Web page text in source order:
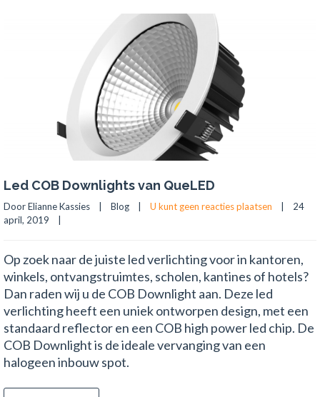
Led COB Downlights van QueLED
Door Elianne Kassies    | Blog U kunt geen reacties plaatsen
    |    24
april, 2019    |
Op zoek naar de juiste led verlichting voor in kantoren,
winkels, ontvangstruimtes, scholen, kantines of hotels?
Dan raden wij u de COB Downlight aan. Deze led
verlichting heeft een uniek ontworpen design, met een
standaard reflector en een COB high power led chip. De
COB Downlight is de ideale vervanging van een
halogeen inbouw spot.